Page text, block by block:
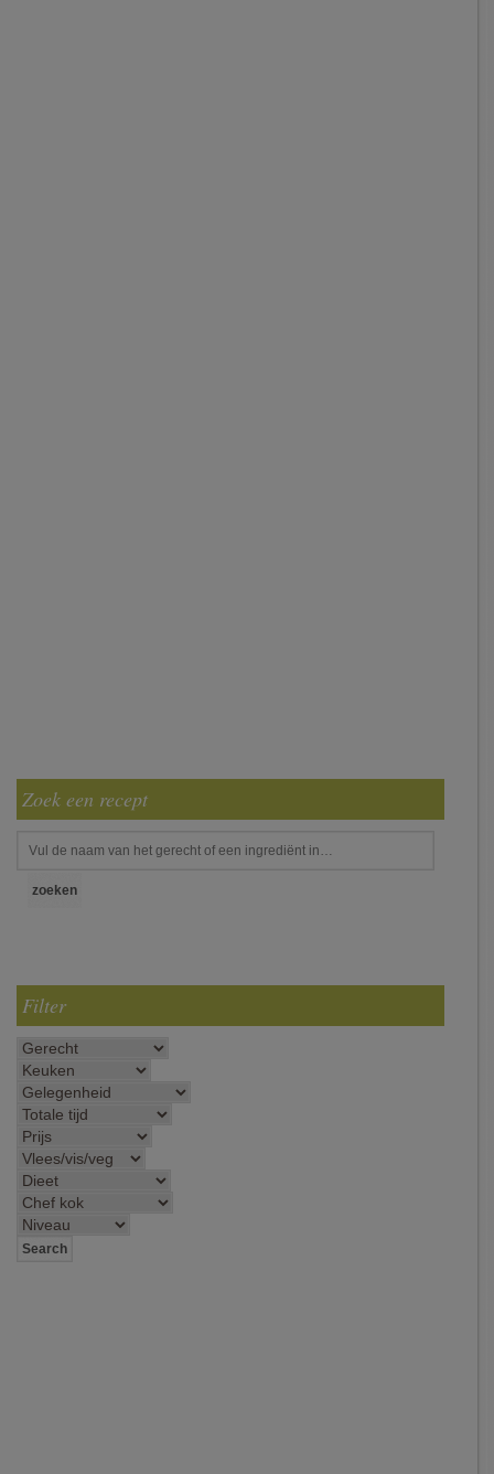
Zoek een recept
Filter